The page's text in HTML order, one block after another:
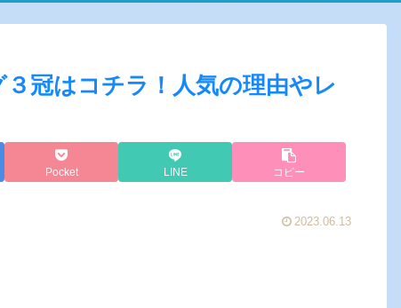
冠はコチラ！人気の理由やレ
Pocket LINE コピー
2023.06.13